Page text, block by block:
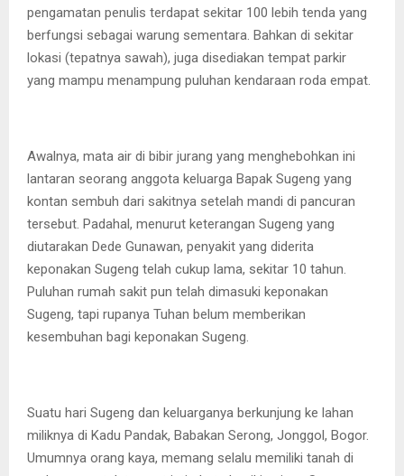
pengamatan penulis terdapat sekitar 100 lebih tenda yang
berfungsi sebagai warung sementara. Bahkan di sekitar
lokasi (tepatnya sawah), juga disediakan tempat parkir
yang mampu menampung puluhan kendaraan roda empat.
Awalnya, mata air di bibir jurang yang menghebohkan ini
lantaran seorang anggota keluarga Bapak Sugeng yang
kontan sembuh dari sakitnya setelah mandi di pancuran
tersebut. Padahal, menurut keterangan Sugeng yang
diutarakan Dede Gunawan, penyakit yang diderita
keponakan Sugeng telah cukup lama, sekitar 10 tahun.
Puluhan rumah sakit pun telah dimasuki keponakan
Sugeng, tapi rupanya Tuhan belum memberikan
kesembuhan bagi keponakan Sugeng.
Suatu hari Sugeng dan keluarganya berkunjung ke lahan
miliknya di Kadu Pandak, Babakan Serong, Jonggol, Bogor.
Umumnya orang kaya, memang selalu memiliki tanah di